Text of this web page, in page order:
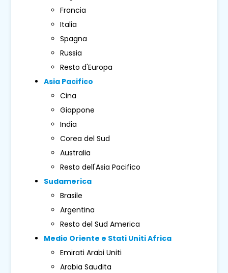
Francia
Italia
Spagna
Russia
Resto d'Europa
Asia Pacifico
Cina
Giappone
India
Corea del Sud
Australia
Resto dell'Asia Pacifico
Sudamerica
Brasile
Argentina
Resto del Sud America
Medio Oriente e Stati Uniti Africa
Emirati Arabi Uniti
Arabia Saudita